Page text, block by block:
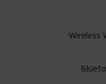
Wireless